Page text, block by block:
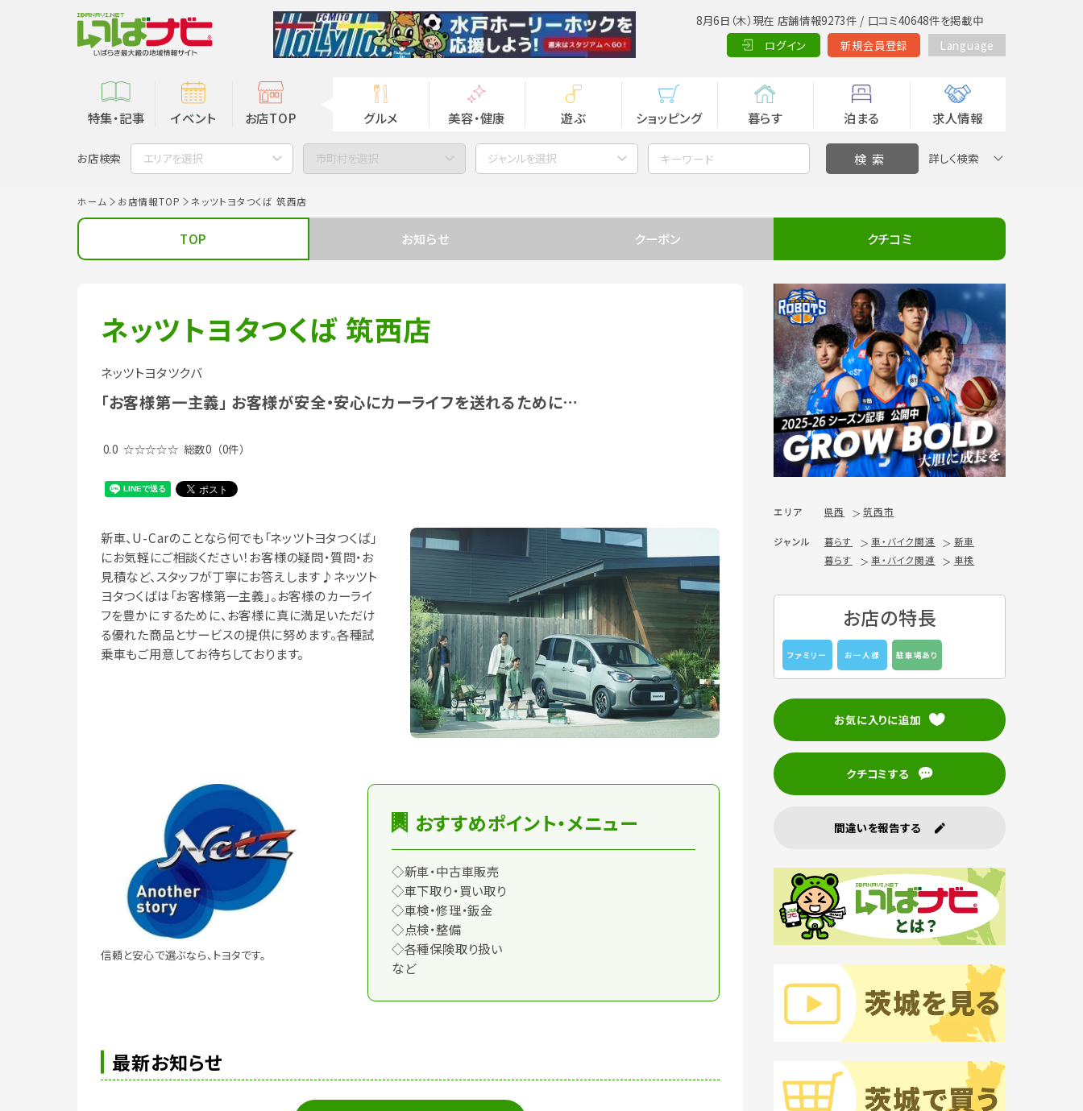
8月6日（木）現在 店舗情報9273件 / 口コミ40648件を掲載中
ログイン
新規会員登録 Language
特集・記事 イベント お店TOP グルメ 美容・健康 遊ぶ ショッピング 暮らす 泊まる 求人情報
お店検索 エリアを選択 市町村を選択 ジャンルを選択 詳しく検索
ホーム お店情報TOP ネッツトヨタつくば 筑西店
TOP お知らせ クーポン クチコミ
ネッツトヨタつくば 筑西店
ネッツトヨタツクバ
「お客様第一主義」 お客様が安全・安心にカーライフを送れるために…
0.0 ☆☆☆☆☆ 総数0 （0件）
新車、U-Carのことなら何でも「ネッツトヨタつくば」
にお気軽にご相談ください！お客様の疑問・質問・お
見積など、スタッフが丁寧にお答えします♪ネッツト
ヨタつくばは「お客様第一主義」。お客様のカーライ
フを豊かにするために、お客様に真に満足いただけ
る優れた商品とサービスの提供に努めます。各種試
乗車もご用意してお待ちしております。
信頼と安心で選ぶなら、トヨタです。
おすすめポイント・メニュー
◇新車・中古車販売
◇車下取り・買い取り
◇車検・修理・鈑金
◇点検・整備
◇各種保険取り扱い
など
最新お知らせ
エリア 県西 筑西市
ジャンル 暮らす 車・バイク関連
新車
暮らす
車・バイク関連 車検
お店の特長
ファミリー お一人様 駐車場あり
お気に入りに追加
クチコミする
間違いを報告する